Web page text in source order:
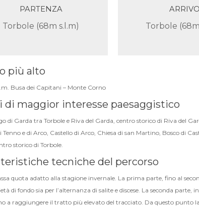
PARTENZA
Torbole (68m s.l.m)
ARRIVO
Torbole
più alto
Busa dei Capitani – Monte Corno
di maggior interesse paesaggistico
di Garda tra Torbole e Riva del Garda, centro storico di Riva del
Tenno e di Arco, Castello di Arco, Chiesa di san Martino, Bosco di
storico di Torbole.
tecniche del percorso
quota adatto alla stagione invernale. La prima parte, fino al
di fondo sia per l’alternanza di salite e discese. La seconda
a raggiungere il tratto più elevato del tracciato. Da questo punto